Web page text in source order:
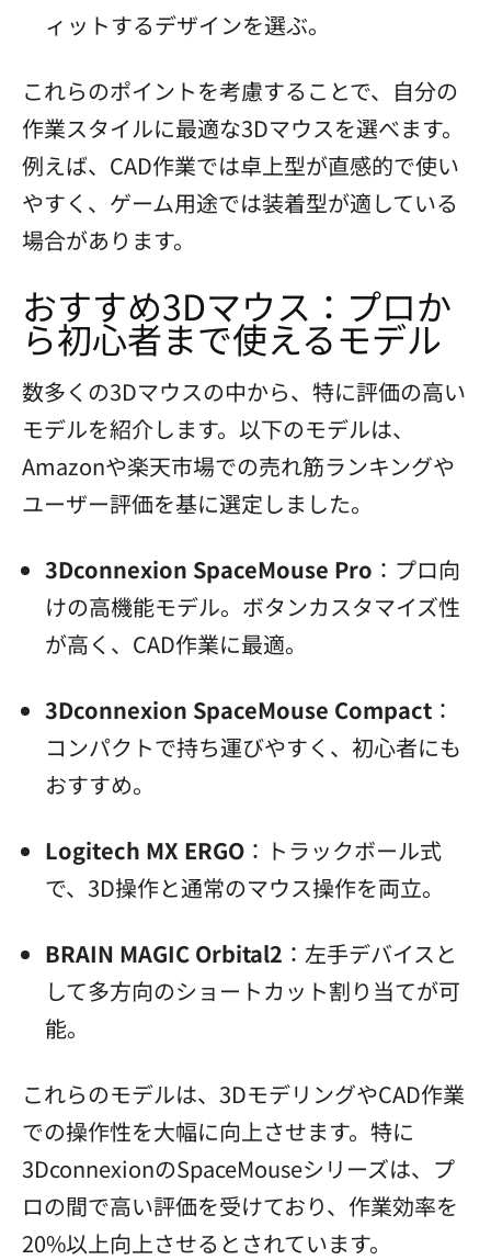
ィットするデザインを選ぶ。
これらのポイントを考慮することで、自分の
作業スタイルに最適な3Dマウスを選べます。
例えば、CAD作業では卓上型が直感的で使い
やすく、ゲーム用途では装着型が適している
場合があります。
おすすめ3Dマウス：プロか
ら初心者まで使えるモデル
数多くの3Dマウスの中から、特に評価の高い
モデルを紹介します。以下のモデルは、
Amazonや楽天市場での売れ筋ランキングや
ユーザー評価を基に選定しました。
3Dconnexion SpaceMouse Pro ：プロ向
けの高機能モデル。ボタンカスタマイズ性
が高く、CAD作業に最適。
3Dconnexion SpaceMouse Compact ：
コンパクトで持ち運びやすく、初心者にも
おすすめ。
Logitech MX ERGO ：トラックボール式
で、3D操作と通常のマウス操作を両立。
BRAIN MAGIC Orbital2 ：左手デバイスと
して多方向のショートカット割り当てが可
能。
これらのモデルは、3DモデリングやCAD作業
での操作性を大幅に向上させます。特に
3DconnexionのSpaceMouseシリーズは、プ
ロの間で高い評価を受けており、作業効率を
20%以上向上させるとされています。